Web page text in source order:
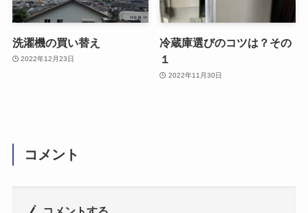
洗濯機の買い替え
2022年12月23日
冷蔵庫選びのコツは？その
１
2022年11月30日
コメント